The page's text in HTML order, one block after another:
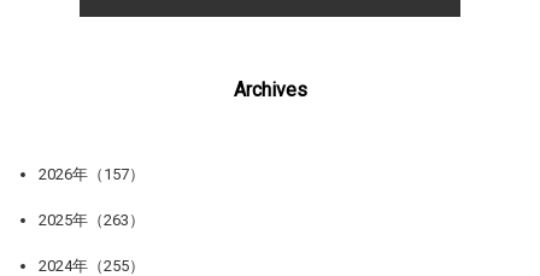
Archives
2026年（157）
2025年（263）
2024年（255）